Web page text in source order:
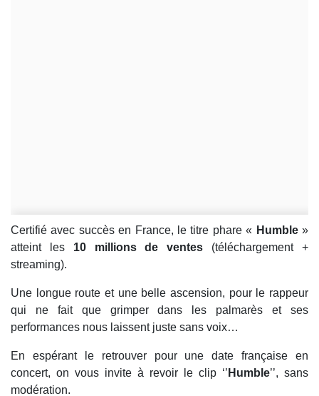
Certifié avec succès en France, le titre phare « Humble»
atteint les 10 millions de ventes (téléchargement +
streaming).
Une longue route et une belle ascension, pour le rappeur
qui ne fait que grimper dans les palmarès et ses
performances nous laissent juste sans voix…
En espérant le retrouver pour une date française en
concert, on vous invite à revoir le clip ‘’ Humble’’, sans
modération.